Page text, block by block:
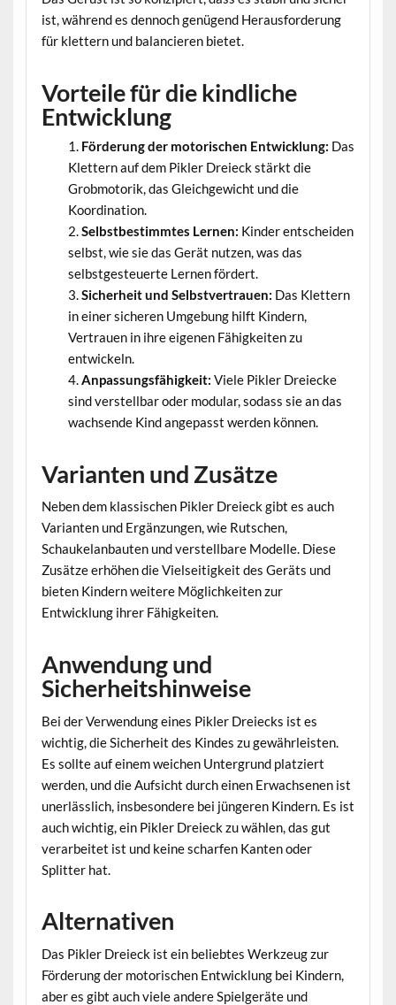
ist, während es dennoch genügend Herausforderung
für klettern und balancieren bietet.
Vorteile für die kindliche
Entwicklung
Förderung der motorischen Entwicklung: Das
Klettern auf dem Pikler Dreieck stärkt die
Grobmotorik, das Gleichgewicht und die
Koordination.
Selbstbestimmtes Lernen: Kinder entscheiden
selbst, wie sie das Gerät nutzen, was das
selbstgesteuerte Lernen fördert.
Sicherheit und Selbstvertrauen: Das Klettern
in einer sicheren Umgebung hilft Kindern,
Vertrauen in ihre eigenen Fähigkeiten zu
entwickeln.
Anpassungsfähigkeit: Viele Pikler Dreiecke
sind verstellbar oder modular, sodass sie an das
wachsende Kind angepasst werden können.
Varianten und Zusätze
Neben dem klassischen Pikler Dreieck gibt es auch
Varianten und Ergänzungen, wie Rutschen,
Schaukelanbauten und verstellbare Modelle. Diese
Zusätze erhöhen die Vielseitigkeit des Geräts und
bieten Kindern weitere Möglichkeiten zur
Entwicklung ihrer Fähigkeiten.
Anwendung und
Sicherheitshinweise
Bei der Verwendung eines Pikler Dreiecks ist es
wichtig, die Sicherheit des Kindes zu gewährleisten.
Es sollte auf einem weichen Untergrund platziert
werden, und die Aufsicht durch einen Erwachsenen ist
unerlässlich, insbesondere bei jüngeren Kindern. Es ist
auch wichtig, ein Pikler Dreieck zu wählen, das gut
verarbeitet ist und keine scharfen Kanten oder
Splitter hat.
Alternativen
Das Pikler Dreieck ist ein beliebtes Werkzeug zur
Förderung der motorischen Entwicklung bei Kindern,
aber es gibt auch viele andere Spielgeräte und